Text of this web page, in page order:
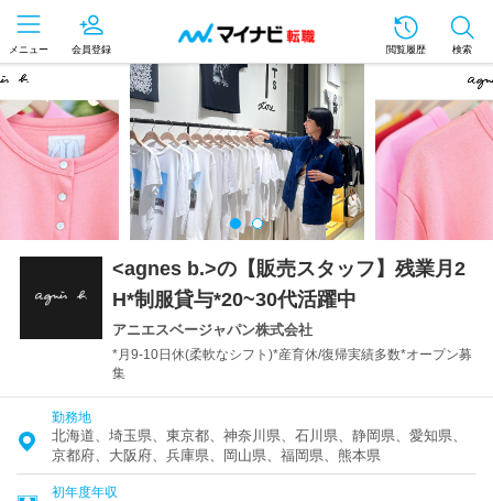
メニュー 会員登録 閲覧履歴 検索
<agnes b.>の【販売スタッフ】残業月2
H*制服貸与*20~30代活躍中
アニエスベージャパン株式会社
*月9-10日休(柔軟なシフト)*産育休/復帰実績多数*オープン募
集
勤務地
北海道、埼玉県、東京都、神奈川県、石川県、静岡県、愛知県、
京都府、大阪府、兵庫県、岡山県、福岡県、熊本県
初年度年収